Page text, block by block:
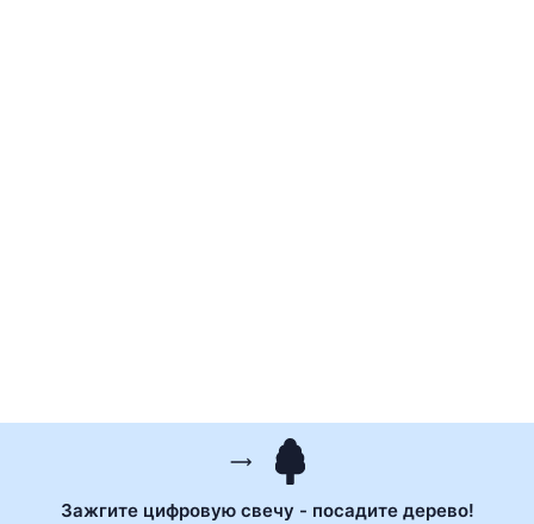
Зажгите цифровую свечу - посадите дерево!